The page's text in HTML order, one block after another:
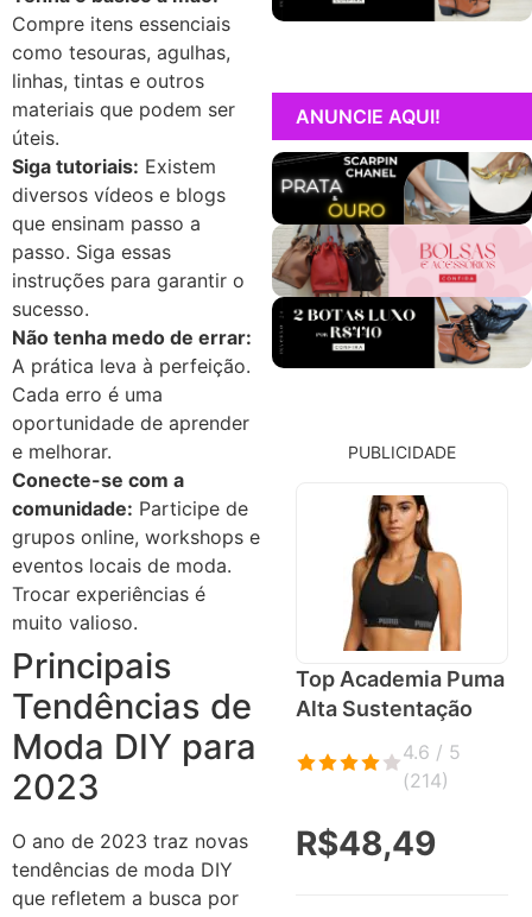
Compre itens essenciais
como tesouras, agulhas,
linhas, tintas e outros
materiais que podem ser
úteis.
Siga tutoriais: Existem
diversos vídeos e blogs
que ensinam passo a
passo. Siga essas
instruções para garantir o
sucesso.
Não tenha medo de errar:
A prática leva à perfeição.
Cada erro é uma
oportunidade de aprender
e melhorar.
Conecte-se com a
comunidade: Participe de
grupos online, workshops e
eventos locais de moda.
Trocar experiências é
muito valioso.
Principais
Tendências de
Moda DIY para
2023
O ano de 2023 traz novas
tendências de moda DIY
que refletem a busca por
ANUNCIE AQUI!
PUBLICIDADE
Top Academia Puma
Alta Sustentação
4.6 / 5
(214)
R$48,49